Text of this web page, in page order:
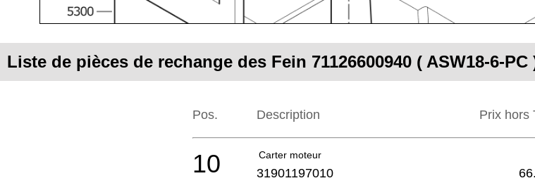
Liste de pièces de rechange des Fein 71126600940 ( ASW18-6-PC
Pos. Description Prix hors
Carter moteur
10 31901197010